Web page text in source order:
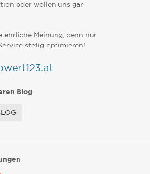
oder wollen uns gar
ehrliche Meinung, denn nur
stetig optimieren!
Blog